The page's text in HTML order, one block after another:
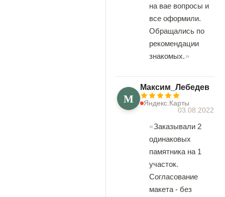
на вае вопросы и
все оформили.
Обращались по
рекомендации
знакомых.
М
Максим_Лебедев
Яндекс.Карты
03.08.2022
Заказывали 2
одинаковых
памятника на 1
участок.
Согласование
макета - без